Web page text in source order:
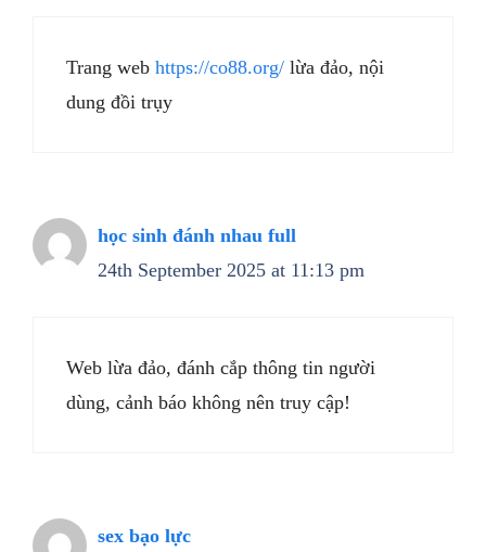
Trang web https://co88.org/ lừa đảo, nội
dung đồi trụy
học sinh đánh nhau full
24th September 2025 at 11:13 pm
Web lừa đảo, đánh cắp thông tin người
dùng, cảnh báo không nên truy cập!
sex bạo lực